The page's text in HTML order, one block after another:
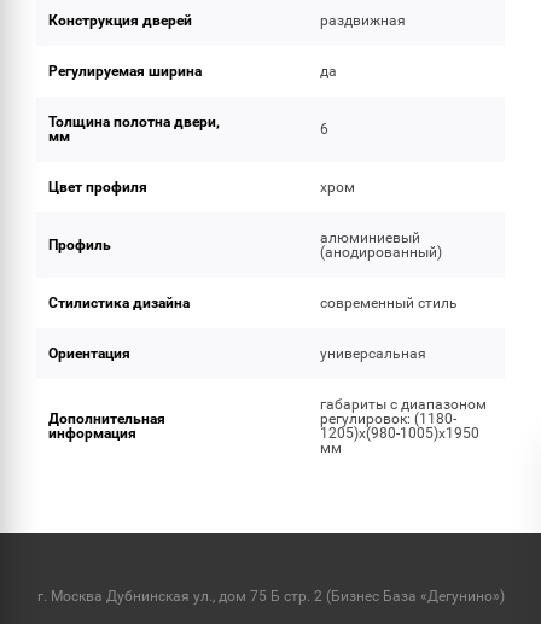
Конструкция дверей раздвижная
Регулируемая ширина да
Толщина полотна двери,
мм
6
Цвет профиля хром
Профиль
алюминиевый
(анодированный)
Стилистика дизайна современный стиль
Ориентация универсальная
Дополнительная
информация
габариты с диапазоном
регулировок: (1180-
1205)x(980-1005)х1950
мм
г. Москва Дубнинская ул., дом 75 Б стр. 2 (Бизнес База «Дегунино»)